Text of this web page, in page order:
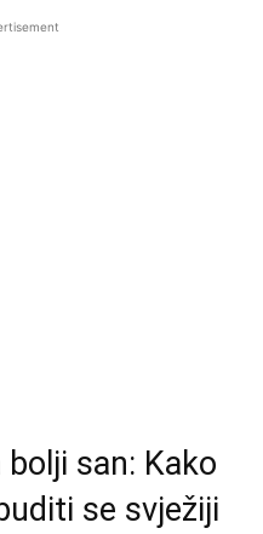
san: Kako
se svježiji